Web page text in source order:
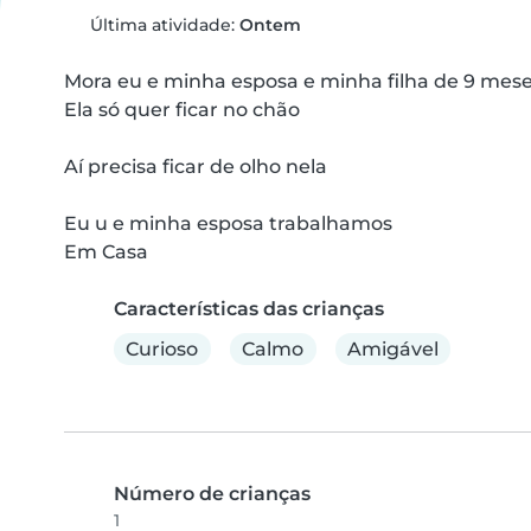
Última atividade: Ontem
Mora eu e minha esposa e minha filha de 9
Ela só quer ficar no chão
Aí precisa ficar de olho nela
Eu u e minha esposa trabalhamos
Em Casa
Características das crianças
Curioso
Calmo Amigável
Número de crianças
1